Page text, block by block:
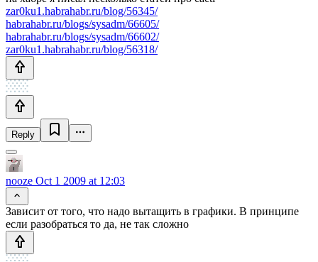
zar0ku1.habrahabr.ru/blog/56345/
habrahabr.ru/blogs/sysadm/66605/
habrahabr.ru/blogs/sysadm/66602/
zar0ku1.habrahabr.ru/blog/56318/
Reply
nooze Oct 1 2009 at 12:03
Зависит от того, что надо вытащить в графики. В принципе
если разобраться то да, не так сложно